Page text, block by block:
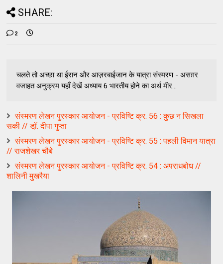
SHARE:
2
चलते तो अच्छा था ईरान और आज़रबाईजान के यात्रा संस्मरण - असग़र
वजाहत अनुक्रम यहाँ देखें अध्याय 6 भारतीय होने का अर्थ मीर...
संस्मरण लेखन पुरस्कार आयोजन - प्रविष्टि क्र. 56 : कुछ न सिखला
सकी // डॉ़. दीपा गुप्ता
संस्मरण लेखन पुरस्कार आयोजन - प्रविष्टि क्र. 55 : पहली विमान यात्रा
// राजशेखर चौबे
संस्मरण लेखन पुरस्कार आयोजन - प्रविष्टि क्र. 54 : अपराधबोध //
शालिनी मुखरैया